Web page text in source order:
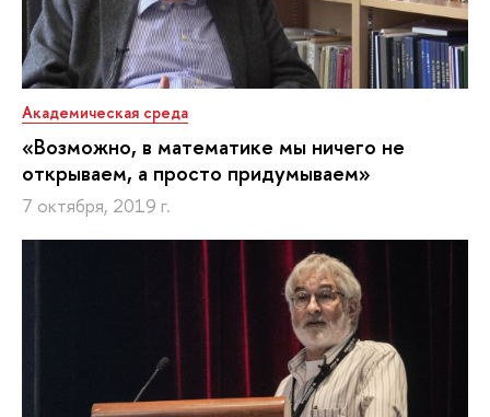
Академическая среда
«Возможно, в математике мы ничего не
открываем, а просто придумываем»
7 октября, 2019 г.